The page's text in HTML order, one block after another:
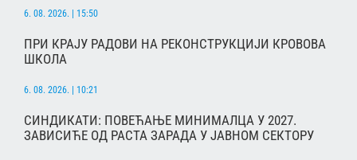
6. 08. 2026. | 15:50
ПРИ КРАЈУ РАДОВИ НА РЕКОНСТРУКЦИЈИ КРОВОВА
ШКОЛА
6. 08. 2026. | 10:21
СИНДИКАТИ: ПОВЕЋАЊЕ МИНИМАЛЦА У 2027.
ЗАВИСИЋЕ ОД РАСТА ЗАРАДА У ЈАВНОМ СЕКТОРУ